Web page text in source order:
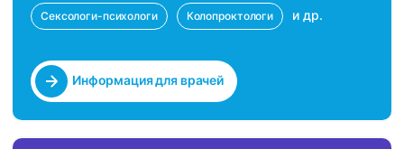
Сексологи-психологи Колопроктологи и др.
Информация для врачей